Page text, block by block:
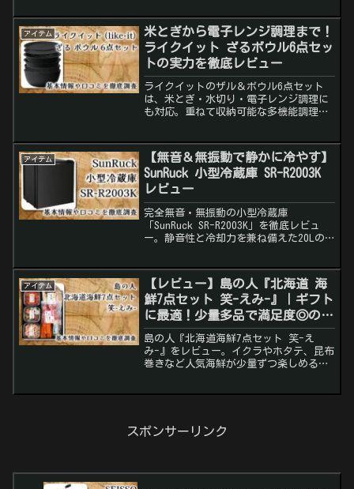
アイテム
米とぎから電子レンジ調理まで！
ライクイット ざるボウル6点セッ
トの実力を徹底レビュー
ライクイットのザル＆ボウル6点セット
は、米とぎ・水切り・電子レンジ調理に
も対応。重ねて収納可能な多機能調理セ
アイテム
【無音＆無振動で静かに冷やす】
SunRuck 小型冷蔵庫 SR-R2003K
レビュー
完全無音・無振動の小型冷蔵庫
「SunRuck SR-R2003K」を徹底レビュ
ー。静音性と冷却力を兼ね備えた20Lの
アイテム
【レビュー】島の人『北海道 海
鮮7点セット 笑-えみ-』｜ギフト
に最適！少量多品で満足度◎の高
級おつまみ詰め合わせ
島の人『北海道海鮮7点セット 笑-え
み-』をレビュー。イクラやホタテ、昆布
巻きなど人気海鮮が少量ずつ楽しめる贅
スポンサーリンク